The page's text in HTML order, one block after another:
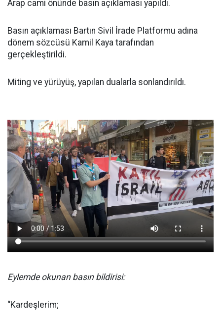
Arap cami önünde basın açıklaması yapıldı.
Basın açıklaması Bartın Sivil İrade Platformu adına
dönem sözcüsü Kamil Kaya tarafından
gerçekleştirildi.
Miting ve yürüyüş, yapılan dualarla sonlandırıldı.
Eylemde okunan basın bildirisi:
“Kardeşlerim;